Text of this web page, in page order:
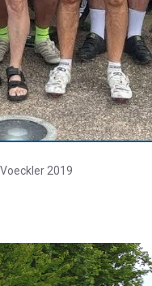
2019